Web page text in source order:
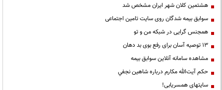
هشتمین کلان شهر ایران مشخص شد
سوابق بیمه شدگان روی سایت تامین اجتماعی
همجنس گرایی در شبکه من و تو
13 توصیه آسان برای رفع بوی بد دهان
مشاهده سامانه آنلاين سوابق بیمه
حكم آيت‌الله مكارم درباره شاهين نجفي
سایتهای همسریابی!